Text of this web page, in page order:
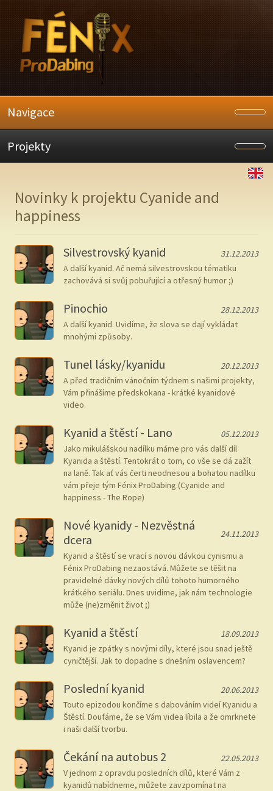
Navigace
Projekty
Novinky k projektu Cyanide and
happiness
Silvestrovský kyanid
31.12.2013
A další kyanid. Ač nemá silvestrovskou tématiku
zachovává si svůj pobuřující a otřesný humor ;)
Pinochio
28.12.2013
A další kyanid. Uvidíme, že slova se dají vykládat
mnohými způsoby.
Tunel lásky/kyanidu
20.12.2013
A před tradičním vánočním týdnem s našimi projekty,
Vám přinášíme předskokana - krátké kyanidové
video.
Kyanid a štěstí - Lano
05.12.2013
Jako mikulášskou nadílku máme pro vás další díl
Kyanida a štěstí. Tentokrát o tom, co vše se dá zažít
na laně. Tak ať vás čerti neodnesou a bohatou nadílku
vám přeje tým Fénix ProDabing.(Cyanide and
happiness - The Rope)
Nové kyanidy - Nezvěstná
dcera
24.11.2013
Kyanid a štěstí se vrací s novou dávkou cynismu a
Fénix ProDabing nezaostává. Můžete se těšit na
pravidelné dávky nových dílů tohoto humorného
krátkého seriálu. Dnes uvidíme, jak nám technologie
může (ne)změnit život ;)
Kyanid a štěstí
18.09.2013
Kyanid je zpátky s novými díly, které jsou snad ještě
cyničtější. Jak to dopadne s dnešním oslavencem?
Poslední kyanid
20.06.2013
Touto epizodou končíme s dabováním videí Kyanidu a
Štěstí. Doufáme, že se Vám videa líbila a že omrknete
i naši další tvorbu.
Čekání na autobus 2
22.05.2013
V jednom z opravdu posledních dílů, které Vám z
kyanidů nabídneme, můžete zavzpomínat na